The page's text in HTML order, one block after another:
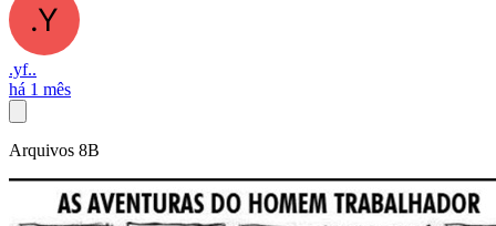
.yf..
há 1 mês
Arquivos 8B